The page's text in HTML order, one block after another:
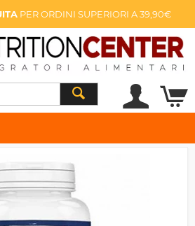
PER ORDINI SUPERIORI A 39,90€